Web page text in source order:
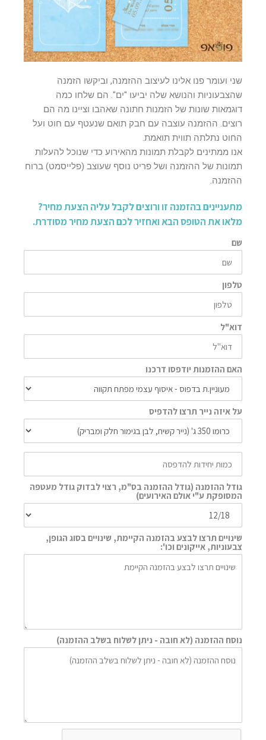
שני ועומר פנו אלינו לעיצוב ההזמנה, וביקשו הזמנה
שהצבעוניות והנושא שלה יביעו "ים". הם שלחו כמה
דוגמאות שונות של הזמנות חתונה שאהבו וציינו מה הם
רוצים. ההזמנה עוצבה עם חבק תואם שנעטף עם חוט ועל
החוט נתלתה תווית תואמת.
אנו ממתינים לקבלת תמונות מהאירוע כדי שנוכל להעלות
תמונות של ההזמנה ושל פריט נוסף שעוצב (פלייסמט) ברוח
ההזמנה.
מתעניינים בהזמנה זו ורוצים לקבל עליה הצעת מחיר?
מלאו את הטופס הבא ואחזיר לכם הצעת מחיר מסודרת.
שם
טלפון
דוא"ל
האם ההזמנות יודפסו דרכנו
על איזה נייר תרצו להדפיס
גודל ההזמנה (גודל ההזמנה בס"מ, רצוי לבדוק גודל מעטפה
המסופקת ע"י אולם האירועים)
שינויים תרצו לבצע בהזמנה הקיימת, שינויים בסוג הגופן,
צבעוניות, אייקונים וכו':
נוסח ההזמנה (לא חובה - ניתן לשלוח בשלב ההזמנה)